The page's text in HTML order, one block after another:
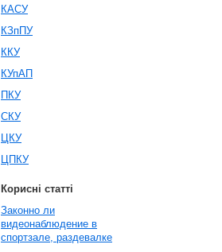
КАСУ
КЗпПУ
ККУ
КУпАП
ПКУ
СКУ
ЦКУ
ЦПКУ
Корисні статті
Законно ли
видеонаблюдение в
спортзале, раздевалке